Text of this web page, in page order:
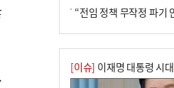
[이슈] 이재명 대통령 시대